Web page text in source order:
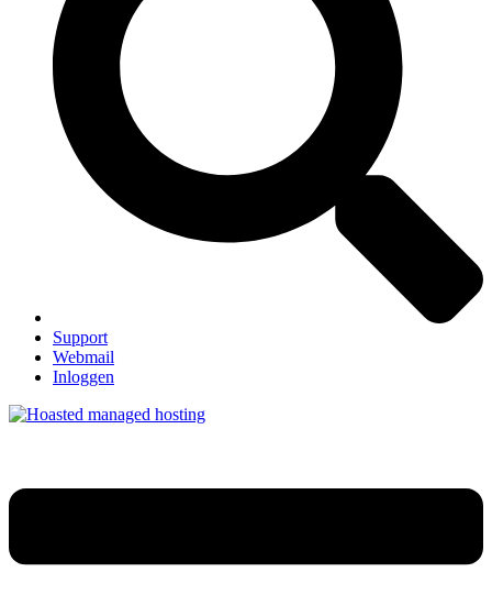
Support
Webmail
Inloggen